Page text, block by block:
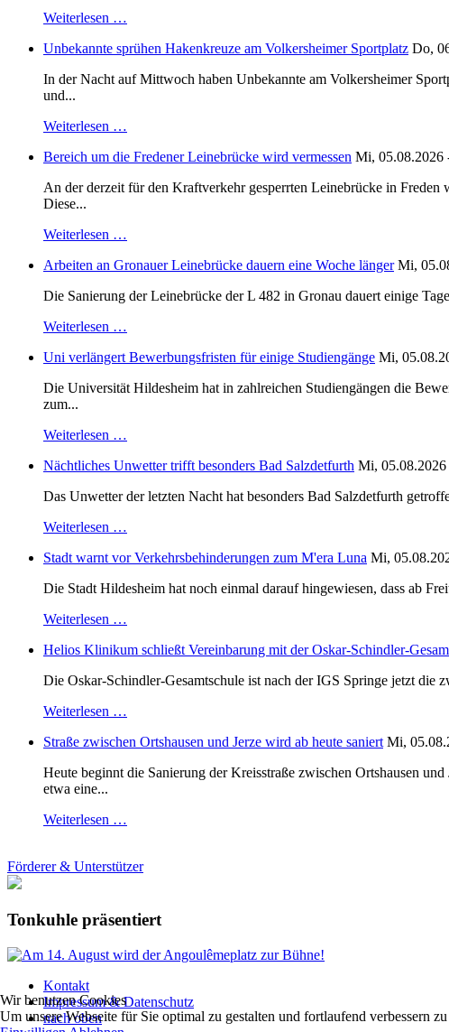
Weiterlesen …
Unbekannte sprühen Hakenkreuze am Volkersheimer Sportplatz Do,
In der Nacht auf Mittwoch haben Unbekannte am Volkersheimer
und...
Weiterlesen …
Bereich um die Fredener Leinebrücke wird vermessen Mi, 05.08.2026
An der derzeit für den Kraftverkehr gesperrten Leinebrücke in Freden
Diese...
Weiterlesen …
Arbeiten an Gronauer Leinebrücke dauern eine Woche länger Mi,
Die Sanierung der Leinebrücke der L 482 in Gronau dauert einige
Weiterlesen …
Uni verlängert Bewerbungsfristen für einige Studiengänge Mi,
Die Universität Hildesheim hat in zahlreichen Studiengängen die
zum...
Weiterlesen …
Nächtliches Unwetter trifft besonders Bad Salzdetfurth Mi, 05.08.2026
Das Unwetter der letzten Nacht hat besonders Bad Salzdetfurth
Weiterlesen …
Stadt warnt vor Verkehrsbehinderungen zum M'era Luna Mi,
Die Stadt Hildesheim hat noch einmal darauf hingewiesen, dass ab
Weiterlesen …
Helios Klinikum schließt Vereinbarung mit der Oskar-Schindler-
Die Oskar-Schindler-Gesamtschule ist nach der IGS Springe jetzt die
Weiterlesen …
Straße zwischen Ortshausen und Jerze wird ab heute saniert Mi,
Heute beginnt die Sanierung der Kreisstraße zwischen Ortshausen
etwa eine...
Weiterlesen …
Förderer & Unterstützer
Tonkuhle präsentiert
Kontakt
Impressum & Datenschutz
nach oben
Wir benutzen Cookies
Um unsere Webseite für Sie optimal zu gestalten und fortlaufend verbessern